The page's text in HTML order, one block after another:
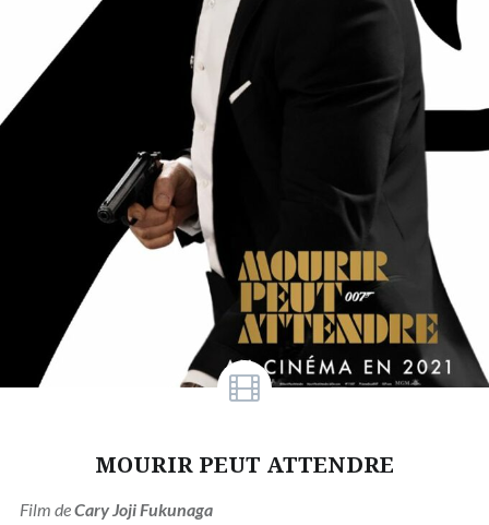
MOURIR PEUT ATTENDRE
Film deCary Joji Fukunaga